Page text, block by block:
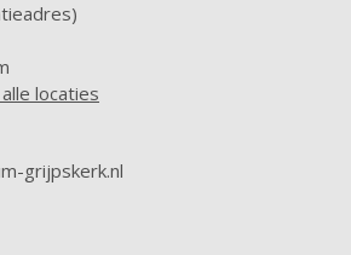
locaties
grijpskerk.nl